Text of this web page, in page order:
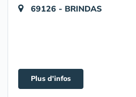
69126 - BRINDAS
Plus d'infos